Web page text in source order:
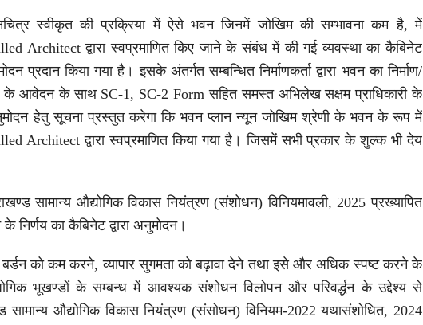
स्वीकृत की प्रक्रिया में ऐसे भवन जिनमें जोखिम की सम्भावना कम है, में
Architect द्वारा स्वप्रमाणित किए जाने के संबंध में की गई व्यवस्था का कैबिनेट
प्रदान किया गया है। इसके अंतर्गत सम्बन्धित निर्माणकर्ता द्वारा भवन का निर्माण/
के आवेदन के साथ SC-1, SC-2 Form सहित समस्त अभिलेख सक्षम प्राधिकारी के
हेतु सूचना प्रस्तुत करेगा कि भवन प्लान न्यून जोखिम श्रेणी के भवन के रूप में
Architect द्वारा स्वप्रमाणित किया गया है। जिसमें सभी प्रकार के शुल्क भी देय
सामान्य औद्योगिक विकास नियंत्रण (संशोधन) विनियमावली, 2025 प्रख्यापित
निर्णय का कैबिनेट द्वारा अनुमोदन।
को कम करने, व्यापार सुगमता को बढ़ावा देने तथा इसे और अधिक स्पष्ट करने के
भूखण्डों के सम्बन्ध में आवश्यक संशोधन विलोपन और परिवर्द्धन के उद्देश्य से
सामान्य औद्योगिक विकास नियंत्रण (संसोधन) विनियम-2022 यथासंशोधित, 2024